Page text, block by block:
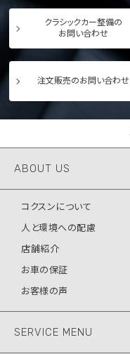
クラシックカー整備の
お問い合わせ
注文販売のお問い合わせ
ABOUT US
コクスンについて
人と環境への配慮
店舗紹介
お車の保証
お客様の声
SERVICE MENU